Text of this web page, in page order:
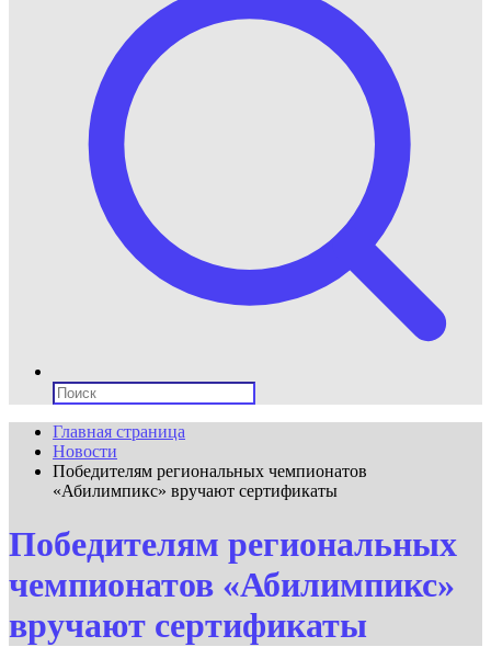
Поиск:
Главная страница
Новости
Победителям региональных чемпионатов
«Абилимпикс» вручают сертификаты
Победителям региональных
чемпионатов «Абилимпикс»
вручают сертификаты